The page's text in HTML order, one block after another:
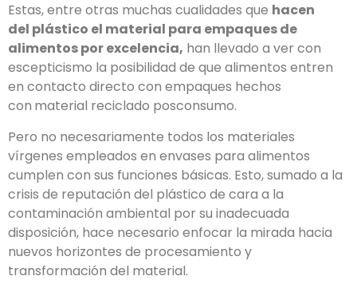
Estas, entre otras muchas cualidades que hacen
del plástico el material para empaques de
alimentos por excelencia, han llevado a ver con
escepticismo la posibilidad de que alimentos entren
en contacto directo con empaques hechos
con material reciclado posconsumo.
Pero no necesariamente todos los materiales
vírgenes empleados en envases para alimentos
cumplen con sus funciones básicas. Esto, sumado a la
crisis de reputación del plástico de cara a la
contaminación ambiental por su inadecuada
disposición, hace necesario enfocar la mirada hacia
nuevos horizontes de procesamiento y
transformación del material.